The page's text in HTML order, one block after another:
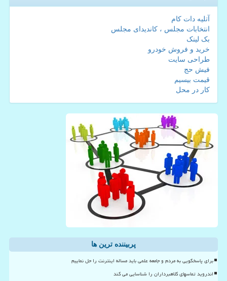
آتلیه دات کام
انتخابات مجلس ، کاندیدای مجلس
بک لینک
خرید و فروش خودرو
طراحی سایت
فیش حج
قیمت بیسیم
کار در محل
پربیننده ترین ها
برای پاسخگویی به مردم و جامعه علمی باید مساله اینترنت را حل نماییم
اندروید تماسهای کلاهبرداران را شناسایی می کند